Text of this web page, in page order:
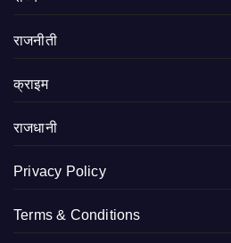
राजनीती
क्राइम
राजधानी
Privacy Policy
Terms & Conditions